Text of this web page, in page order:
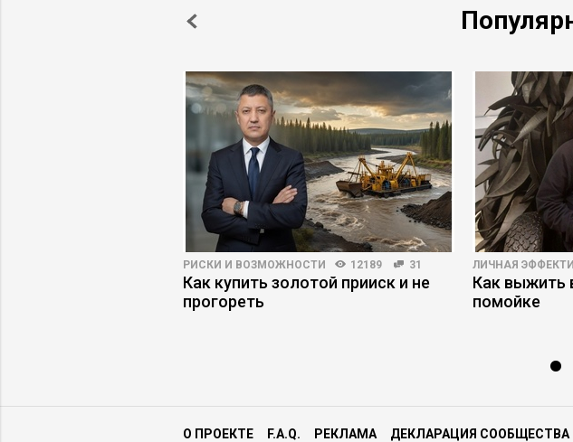
РИСКИ И ВОЗМОЖНОСТИ 12189 31
Как купить золотой прииск и не
прогореть
ЛИЧНАЯ
Как выжить
помойке
О ПРОЕКТЕ F.A.Q. РЕКЛАМА ДЕКЛАРАЦИЯ СООБЩЕСТВА